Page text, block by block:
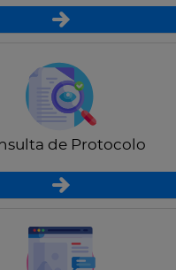
de Protocolo